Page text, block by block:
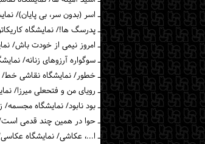
ـ اسر (بدون سر، بی پایان)/
ـ پدرسگ ها!/ نمایشگاه
ـ امروز نیمی از خودت باش/
ـ سوگواره آرزوهای زنانه/
ـ خطور/ نمایشگاه نقاشی خط/ وحید عزت
ـ رویای من و فتحعلی میرزا/
ـ بود نابود/ نمایشگاه
ـ حوا در همین چند قدمی
ـ ا...، عکاشی/ نمایشگاه